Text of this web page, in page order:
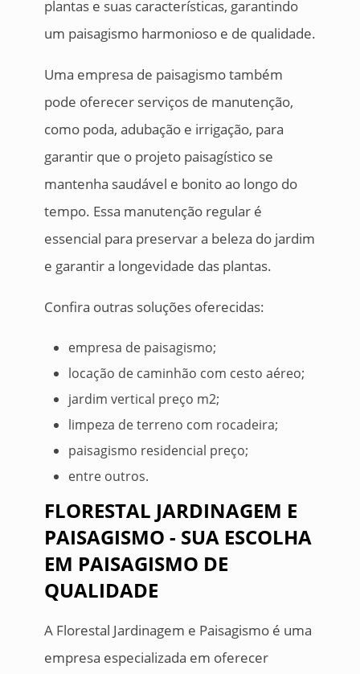
plantas e suas características, garantindo
um paisagismo harmonioso e de qualidade.
Uma empresa de paisagismo também
pode oferecer serviços de manutenção,
como poda, adubação e irrigação, para
garantir que o projeto paisagístico se
mantenha saudável e bonito ao longo do
tempo. Essa manutenção regular é
essencial para preservar a beleza do jardim
e garantir a longevidade das plantas.
Confira outras soluções oferecidas:
empresa de paisagismo;
locação de caminhão com cesto aéreo;
jardim vertical preço m2;
limpeza de terreno com rocadeira;
paisagismo residencial preço;
entre outros.
FLORESTAL JARDINAGEM E
PAISAGISMO - SUA ESCOLHA
EM PAISAGISMO DE
QUALIDADE
A Florestal Jardinagem e Paisagismo é uma
empresa especializada em oferecer